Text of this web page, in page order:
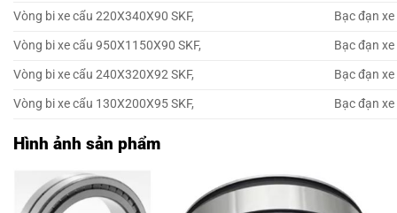
Vòng bi xe cẩu 220X340X90 SKF,
Bạc đạn
Vòng bi xe cẩu 950X1150X90 SKF,
Bạc đạn
Vòng bi xe cẩu 240X320X92 SKF,
Bạc đạn
Vòng bi xe cẩu 130X200X95 SKF,
Bạc đạn
Hình ảnh sản phẩm